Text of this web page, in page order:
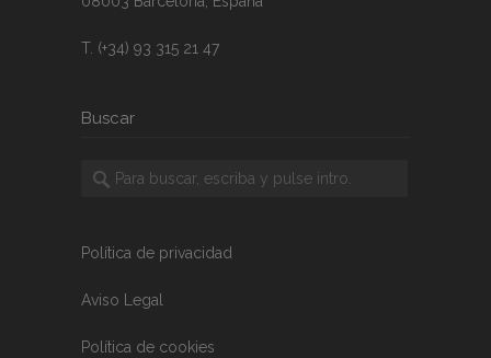
T. (+34) 93 315 21 47
Buscar
Política de privacidad
Aviso Legal
Política de cookies